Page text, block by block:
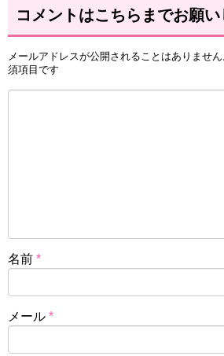
コメントはこちらまでお願
メールアドレスが公開されることはありません
須項目です
名前 *
メール *